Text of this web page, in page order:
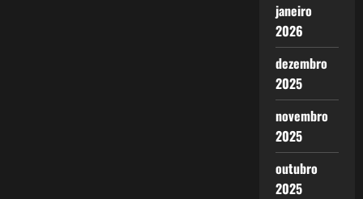
janeiro
2026
dezembro
2025
novembro
2025
outubro
2025